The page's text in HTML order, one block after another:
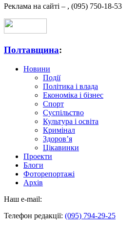
Реклама на сайті – , (095) 750-18-53
Полтавщина:
Новини
Події
Політика і влада
Економіка і бізнес
Спорт
Суспільство
Культура і освіта
Кримінал
Здоров’я
Цікавинки
Проекти
Блоги
Фоторепортажі
Архів
Наш e-mail:
Телефон редакції: (095) 794-29-25